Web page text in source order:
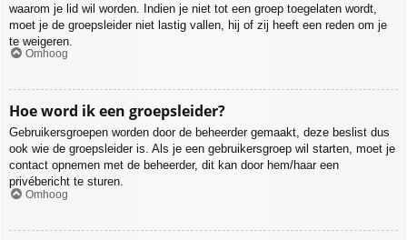
waarom je lid wil worden. Indien je niet tot een groep toegelaten wordt,
moet je de groepsleider niet lastig vallen, hij of zij heeft een reden om je
te weigeren.
Omhoog
Hoe word ik een groepsleider?
Gebruikersgroepen worden door de beheerder gemaakt, deze beslist dus
ook wie de groepsleider is. Als je een gebruikersgroep wil starten, moet je
contact opnemen met de beheerder, dit kan door hem/haar een
privébericht te sturen.
Omhoog